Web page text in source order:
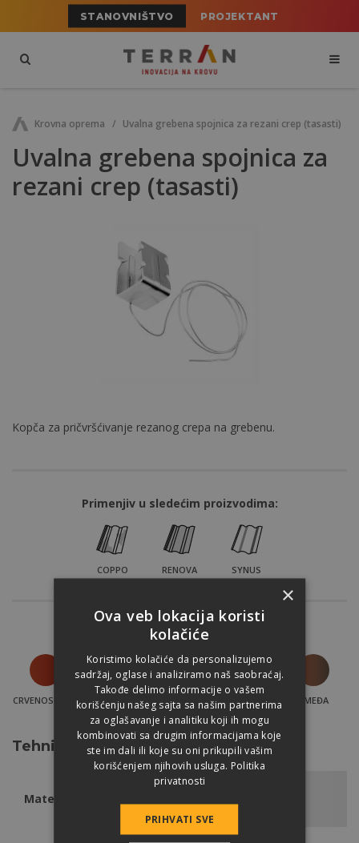
STANOVNIŠTVO PROJEKTANT
Krovna oprema Uvalna grebena spojnica za rezani crep (tasasti)
Uvalna grebena spojnica za
rezani crep (tasasti)
Kopča za pričvršćivanje rezanog crepa na grebenu.
Primenjiv u sledećim proizvodima:
COPPO RENOVA SYNUS
Nijansa:
CRVENOSMEĐA SIVA CRVENA CRNA SMEĐA
Tehničke podatke
Materijal
×
Ova veb lokacija koristi
kolačiće
Koristimo kolačiće da personalizujemo
sadržaj, oglase i analiziramo naš saobraćaj.
Takođe delimo informacije o vašem
korišćenju našeg sajta sa našim partnerima
za oglašavanje i analitiku koji ih mogu
kombinovati sa drugim informacijama koje
ste im dali ili koje su oni prikupili vašim
korišćenjem njihovih usluga. Politika
privatnosti
PRIHVATI SVE